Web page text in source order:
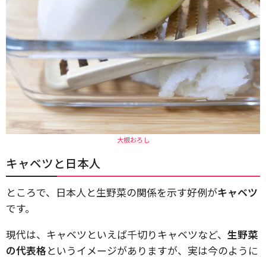
大根おろし
キャベツと日本人
ところで、日本人と生野菜の関係を示す好例がキャベツ
です。
現代は、キャベツといえば千切りキャベツなど、 生野菜
の代表格というイメージがありますが、実は今のように